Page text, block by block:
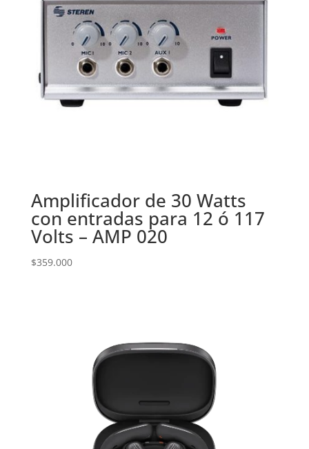
Amplificador de 30 Watts
con entradas para 12 ó 117
Volts – AMP 020
$359.000